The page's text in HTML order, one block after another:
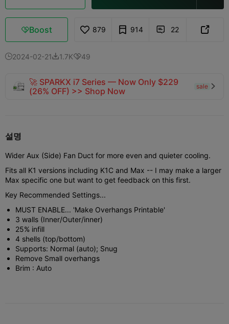
Boost 879 914  22 
2024-02-211.7K49
🚀 SPARKX i7 Series — Now Only $229
(26% OFF) >> Shop Now
sale 
설명
Wider Aux (Side) Fan Duct for more even and quieter cooling.
Fits all K1 versions including K1C and Max -- I may make a larger
Max specific one but want to get feedback on this first.
Key Recommended Settings...
MUST ENABLE... 'Make Overhangs Printable'
3 walls (Inner/Outer/inner)
25% infill
4 shells (top/bottom)
Supports: Normal (auto); Snug
Remove Small overhangs
Brim : Auto